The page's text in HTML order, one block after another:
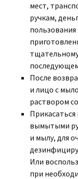
мест,
ручкам,
После
и лицо с
раствором
Прикасаться
вымытыми
и мылу, для
Или
при